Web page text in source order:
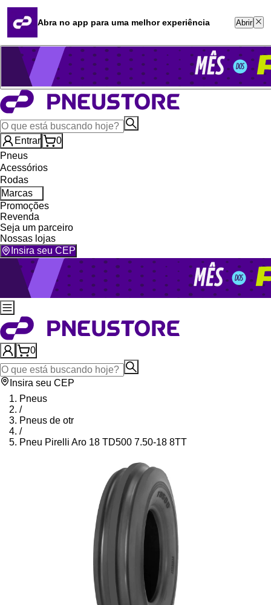
Quero revender
Blog
Whatsapp (16) 99764-8401
Televendas (47) 3046-2551
Entrar
0
Pneus
Acessórios
Rodas
Marcas
Promoções
Revenda
Seja um parceiro
Nossas lojas
Insira seu CEP
0
Insira seu CEP
Pneus
/
Pneus de otr
/
Pneu Pirelli Aro 18 TD500 7.50-18 8TT
Abra no app para uma melhor experiência Abrir